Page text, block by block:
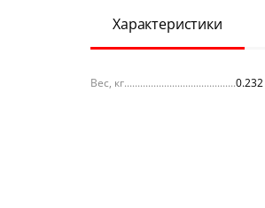
Характеристики
Вес, кг 0.232